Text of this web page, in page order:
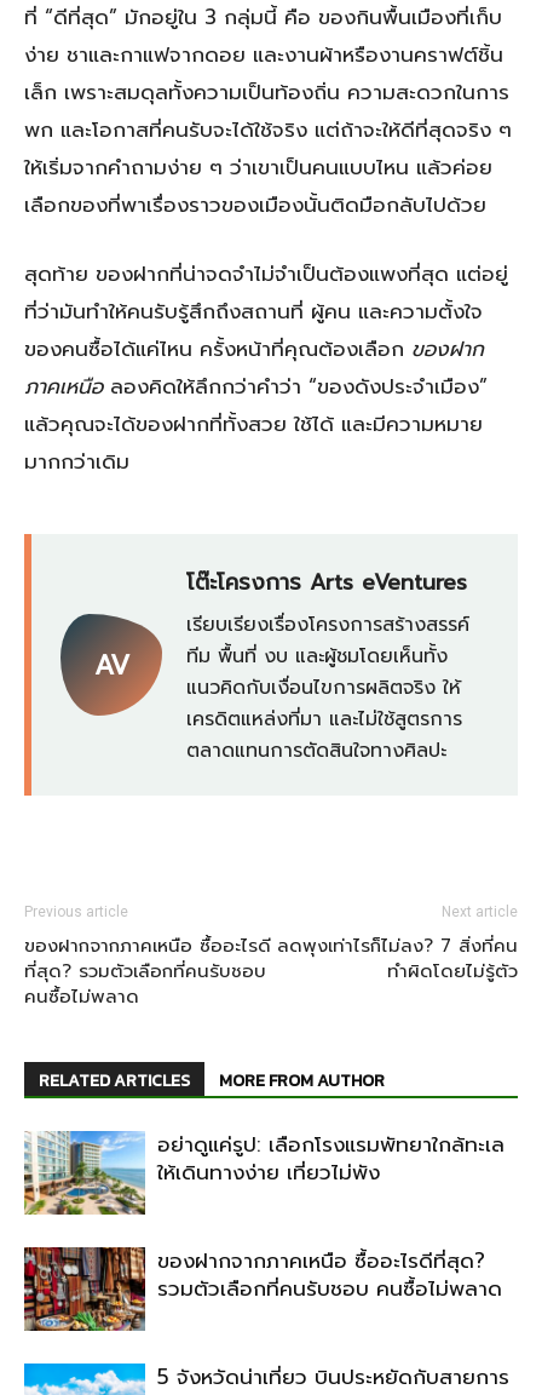
ที่ “ดีที่สุด” มักอยู่ใน 3 กลุ่มนี้ คือ ของกินพื้นเมืองที่เก็บ
ง่าย ชาและกาแฟจากดอย และงานผ้าหรืองานคราฟต์ชิ้น
เล็ก เพราะสมดุลทั้งความเป็นท้องถิ่น ความสะดวกในการ
พก และโอกาสที่คนรับจะได้ใช้จริง แต่ถ้าจะให้ดีที่สุดจริง ๆ
ให้เริ่มจากคำถามง่าย ๆ ว่าเขาเป็นคนแบบไหน แล้วค่อย
เลือกของที่พาเรื่องราวของเมืองนั้นติดมือกลับไปด้วย
สุดท้าย ของฝากที่น่าจดจำไม่จำเป็นต้องแพงที่สุด แต่อยู่
ที่ว่ามันทำให้คนรับรู้สึกถึงสถานที่ ผู้คน และความตั้งใจ
ของคนซื้อได้แค่ไหน ครั้งหน้าที่คุณต้องเลือก ของฝาก
ภาคเหนือลองคิดให้ลึกกว่าคำว่า “ของดังประจำเมือง”
แล้วคุณจะได้ของฝากที่ทั้งสวย ใช้ได้ และมีความหมาย
มากกว่าเดิม
AV
โต๊ะโครงการ Arts eVentures
เรียบเรียงเรื่องโครงการสร้างสรรค์
ทีม พื้นที่ งบ และผู้ชมโดยเห็นทั้ง
แนวคิดกับเงื่อนไขการผลิตจริง ให้
เครดิตแหล่งที่มา และไม่ใช้สูตรการ
ตลาดแทนการตัดสินใจทางศิลปะ
Previous article
ของฝากจากภาคเหนือ ซื้ออะไรดี
ที่สุด? รวมตัวเลือกที่คนรับชอบ
คนซื้อไม่พลาด
Next article
ลดพุงเท่าไรก็ไม่ลง? 7 สิ่งที่คน
ทำผิดโดยไม่รู้ตัว
RELATED ARTICLES MORE FROM AUTHOR
อย่าดูแค่รูป: เลือกโรงแรมพัทยาใกล้ทะเล
ให้เดินทางง่าย เที่ยวไม่พัง
ของฝากจากภาคเหนือ ซื้ออะไรดีที่สุด?
รวมตัวเลือกที่คนรับชอบ คนซื้อไม่พลาด
5 จังหวัดน่าเที่ยว บินประหยัดกับสายการ